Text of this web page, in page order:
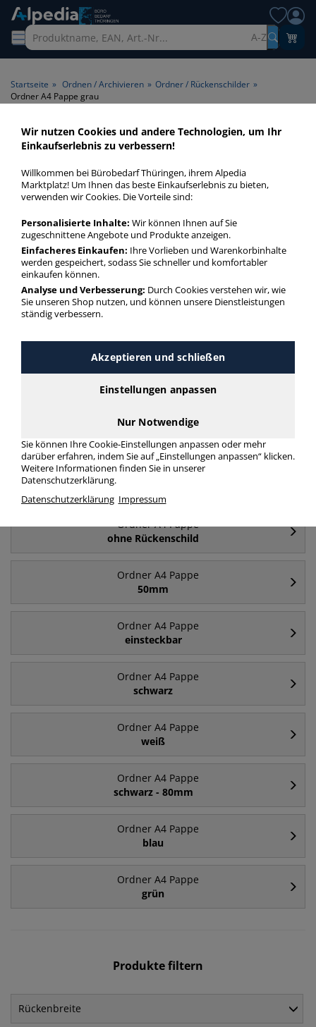
A-Z
Startseite » Ordnen / Archivieren » Ordner / Rückenschilder »
Ordner A4 Pappe grau
Ordner A4 Pappe grau >
Farbe grau
Ordner A4 Pappe grau in bester Qualität zum günstigen
Filter-Funktion.
Ordner A4 Pappe grau
mehr Infos zur Kategorie
Ordner schmal A4
Häufig gesucht
Ordner A4 Pappe
ohne Rückenschild
Ordner A4 Pappe
50mm
Ordner A4 Pappe
einsteckbar
Ordner A4 Pappe
schwarz
Ordner A4 Pappe
weiß
Ordner A4 Pappe
schwarz - 80mm
Ordner A4 Pappe
blau
Ordner A4 Pappe
grün
Produkte filtern
Rückenbreite
Wir nutzen Cookies und andere Technologien, um Ihr
Einkaufserlebnis zu verbessern!
Willkommen bei Bürobedarf Thüringen, ihrem Alpedia
Marktplatz! Um Ihnen das beste Einkaufserlebnis zu bieten,
verwenden wir Cookies. Die Vorteile sind:
Personalisierte Inhalte: Wir können Ihnen auf Sie
zugeschnittene Angebote und Produkte anzeigen.
Einfacheres Einkaufen: Ihre Vorlieben und Warenkorbinhalte
werden gespeichert, sodass Sie schneller und komfortabler
einkaufen können.
Analyse und Verbesserung: Durch Cookies verstehen wir, wie
Sie unseren Shop nutzen, und können unsere Dienstleistungen
ständig verbessern.
Akzeptieren und schließen
Einstellungen anpassen
Nur Notwendige
Sie können Ihre Cookie-Einstellungen anpassen oder mehr
darüber erfahren, indem Sie auf „Einstellungen anpassen“ klicken.
Weitere Informationen finden Sie in unserer
Datenschutzerklärung.
Datenschutzerklärung Impressum